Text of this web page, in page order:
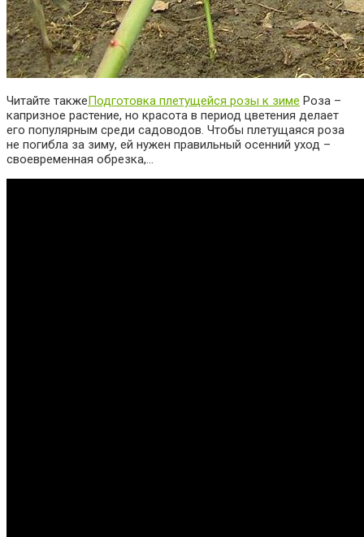
Читайте такжеПодготовка плетущейся розы к зиме Роза –
капризное растение, но красота в период цветения делает
его популярным среди садоводов. Чтобы плетущаяся роза
не погибла за зиму, ей нужен правильный осенний уход –
своевременная обрезка,…